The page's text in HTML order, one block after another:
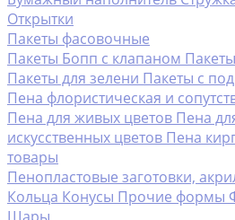
Открытки
Пакеты фасовочные
Пакеты Бопп с клапаном
Пакеты для зелени Пакеты с
Пена флористическая и
Пена для живых цветов Пена
искусственных цветов Пена
товары
Пенопластовые заготовки,
Кольца Конусы Прочие формы